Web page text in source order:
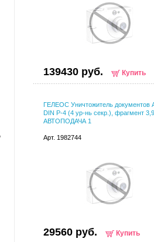
139430 руб. Купить
ГЕЛЕОС Уничтожитель документов
DIN P-4 (4 ур-нь секр.), фрагмент
АВТОПОДАЧА 1
Арт. 1982744
29560 руб. Купить